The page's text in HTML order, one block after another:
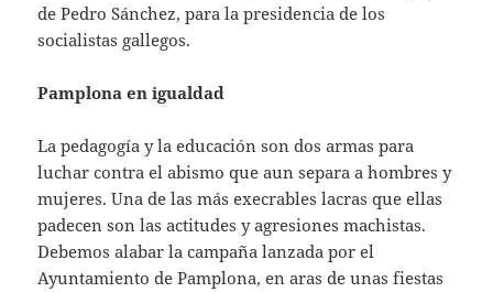
de Pedro Sánchez, para la presidencia de los
socialistas gallegos.
Pamplona en igualdad
La pedagogía y la educación son dos armas para
luchar contra el abismo que aun separa a hombres y
mujeres. Una de las más execrables lacras que ellas
padecen son las actitudes y agresiones machistas.
Debemos alabar la campaña lanzada por el
Ayuntamiento de Pamplona, en aras de unas fiestas